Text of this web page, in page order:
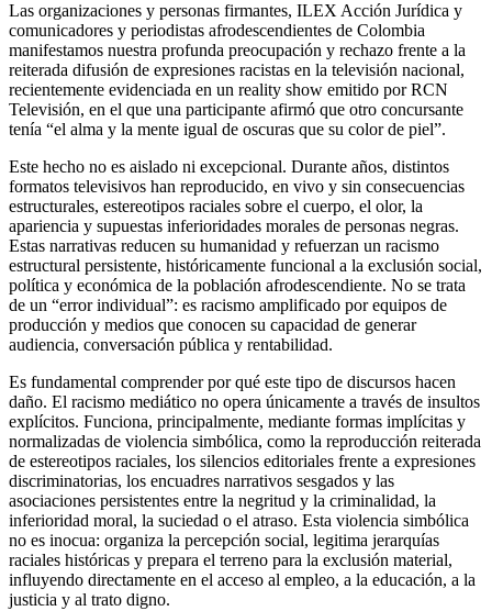
Las organizaciones y personas firmantes, ILEX Acción Jurídica y
comunicadores y periodistas afrodescendientes de Colombia
manifestamos nuestra profunda preocupación y rechazo frente a la
reiterada difusión de expresiones racistas en la televisión nacional,
recientemente evidenciada en un reality show emitido por RCN
Televisión, en el que una participante afirmó que otro concursante
tenía “el alma y la mente igual de oscuras que su color de piel”.
Este hecho no es aislado ni excepcional. Durante años, distintos
formatos televisivos han reproducido, en vivo y sin consecuencias
estructurales, estereotipos raciales sobre el cuerpo, el olor, la
apariencia y supuestas inferioridades morales de personas negras.
Estas narrativas reducen su humanidad y refuerzan un racismo
estructural persistente, históricamente funcional a la exclusión social,
política y económica de la población afrodescendiente. No se trata
de un “error individual”: es racismo amplificado por equipos de
producción y medios que conocen su capacidad de generar
audiencia, conversación pública y rentabilidad.
Es fundamental comprender por qué este tipo de discursos hacen
daño. El racismo mediático no opera únicamente a través de insultos
explícitos. Funciona, principalmente, mediante formas implícitas y
normalizadas de violencia simbólica, como la reproducción reiterada
de estereotipos raciales, los silencios editoriales frente a expresiones
discriminatorias, los encuadres narrativos sesgados y las
asociaciones persistentes entre la negritud y la criminalidad, la
inferioridad moral, la suciedad o el atraso. Esta violencia simbólica
no es inocua: organiza la percepción social, legitima jerarquías
raciales históricas y prepara el terreno para la exclusión material,
influyendo directamente en el acceso al empleo, a la educación, a la
justicia y al trato digno.